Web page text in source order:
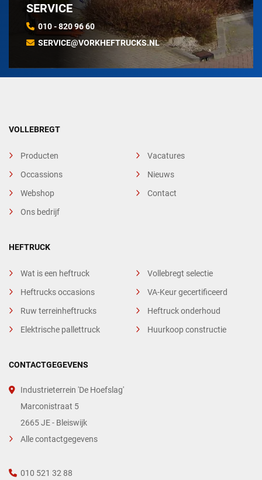
SERVICE
010 - 820 96 60
SERVICE@VORKHEFTRUCKS.NL
VOLLEBREGT
Producten
Occassions
Webshop
Ons bedrijf
Vacatures
Nieuws
Contact
HEFTRUCK
Wat is een heftruck
Heftrucks occasions
Ruw terreinheftrucks
Elektrische pallettruck
Vollebregt selectie
VA-Keur gecertificeerd
Heftruck onderhoud
Huurkoop constructie
CONTACTGEGEVENS
Industrieterrein 'De Hoefslag'
Marconistraat 5
2665 JE - Bleiswijk
Alle contactgegevens
010 521 32 88